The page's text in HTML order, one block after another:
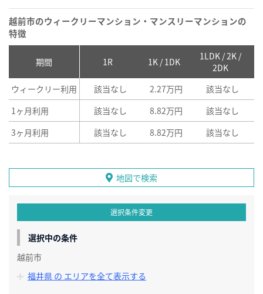
越前市のウィークリーマンション・マンスリーマンションの
特徴
期間 1R 1K / 1DK
1LDK / 2K /
2DK
ウィークリー利用 該当なし 2.27万円 該当なし
1ヶ月利用
該当なし 8.82万円 該当なし
3ヶ月利用
該当なし 8.82万円 該当なし
地図で検索
選択条件変更
選択中の条件
越前市
福井県 の エリアを全て表示する